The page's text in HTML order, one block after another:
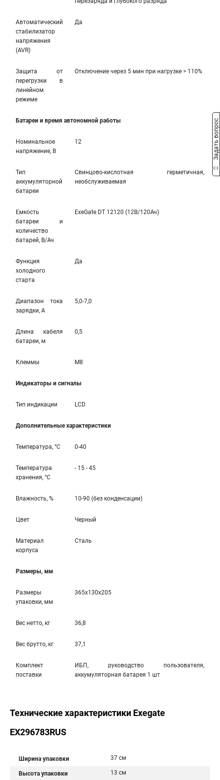
Автоматический
стабилизатор
напряжения
(AVR)
Да
Защита от
перегрузки в
линейном
режиме
Отключение через 5 мин при нагрузке > 110%
Батареи и время автономной работы
Номинальное
напряжение, В
12
Тип
аккумуляторной
батареи
Свинцово-кислотная герметичная,
необслуживаемая
Емкость
батареи и
количество
батарей, В/Ач
ExeGate DT 12120 (12В/120Ач)
Функция
холодного
старта
Да
Диапазон тока
зарядки, А
5,0-7,0
Длина кабеля
батареи, м
0,5
Клеммы M8
Индикаторы и сигналы
Тип индикации LCD
Дополнительные характеристики
Температура, °С 0-40
Температура
хранения, °С
- 15 - 45
Влажность, % 10-90 (без конденсации)
Цвет Черный
Материал
корпуса
Сталь
Размеры, мм
Размеры
упаковки, мм
365x130x205
Вес нетто, кг 36,8
Вес брутто, кг 37,1
Комплект
поставки
ИБП, руководство пользователя,
аккумуляторная батарея 1 шт
Технические характеристики Exegate
EX296783RUS
Ширина упаковки 37 см
Высота упаковки 13 см
Задать вопрос